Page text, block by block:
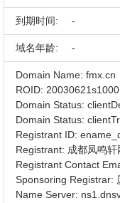
到期时间: -
域名年龄: -
Domain Name: fmx.cn
ROID:
Domain Status:
Domain Status:
Registrant ID:
Registrant: 成都凤鸣轩
Registrant Contact
Sponsoring Registrar:
Name Server: